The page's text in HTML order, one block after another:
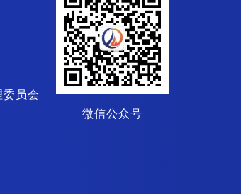
员会
微信公众号